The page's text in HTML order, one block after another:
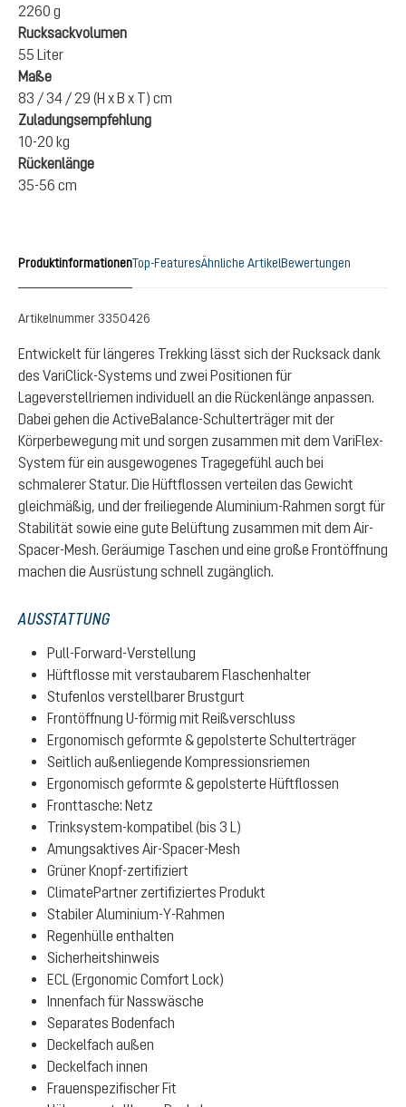
2260 g
Rucksackvolumen
55 Liter
Maße
83 / 34 / 29 (H x B x T) cm
Zuladungsempfehlung
10-20 kg
Rückenlänge
35-56 cm
ProduktinformationenTop-FeaturesÄhnliche ArtikelBewertungen
Artikelnummer 3350426
Entwickelt für längeres Trekking lässt sich der Rucksack dank
des VariClick-Systems und zwei Positionen für
Lageverstellriemen individuell an die Rückenlänge anpassen.
Dabei gehen die ActiveBalance-Schulterträger mit der
Körperbewegung mit und sorgen zusammen mit dem VariFlex-
System für ein ausgewogenes Tragegefühl auch bei
schmalerer Statur. Die Hüftflossen verteilen das Gewicht
gleichmäßig, und der freiliegende Aluminium-Rahmen sorgt für
Stabilität sowie eine gute Belüftung zusammen mit dem Air-
Spacer-Mesh. Geräumige Taschen und eine große Frontöffnung
machen die Ausrüstung schnell zugänglich.
AUSSTATTUNG
Pull-Forward-Verstellung
Hüftflosse mit verstaubarem Flaschenhalter
Stufenlos verstellbarer Brustgurt
Frontöffnung U-förmig mit Reißverschluss
Ergonomisch geformte & gepolsterte Schulterträger
Seitlich außenliegende Kompressionsriemen
Ergonomisch geformte & gepolsterte Hüftflossen
Fronttasche: Netz
Trinksystem-kompatibel (bis 3 L)
Amungsaktives Air-Spacer-Mesh
Grüner Knopf-zertifiziert
ClimatePartner zertifiziertes Produkt
Stabiler Aluminium-Y-Rahmen
Regenhülle enthalten
Sicherheitshinweis
ECL (Ergonomic Comfort Lock)
Innenfach für Nasswäsche
Separates Bodenfach
Deckelfach außen
Deckelfach innen
Frauenspezifischer Fit